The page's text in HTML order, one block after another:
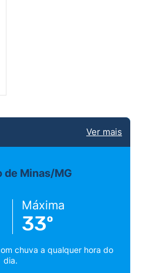
Ver mais
de Minas/MG
Máxima
33º
chuva a qualquer hora do
dia.